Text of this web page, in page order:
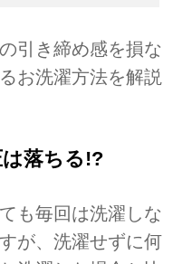
引き締め感を損な
お洗濯方法を解説
落ちる!?
も毎回は洗濯しな
が、洗濯せずに何